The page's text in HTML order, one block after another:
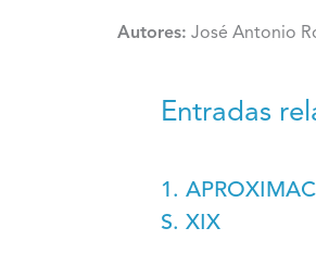
Autores: José Antonio
Entradas
1.
S. XIX